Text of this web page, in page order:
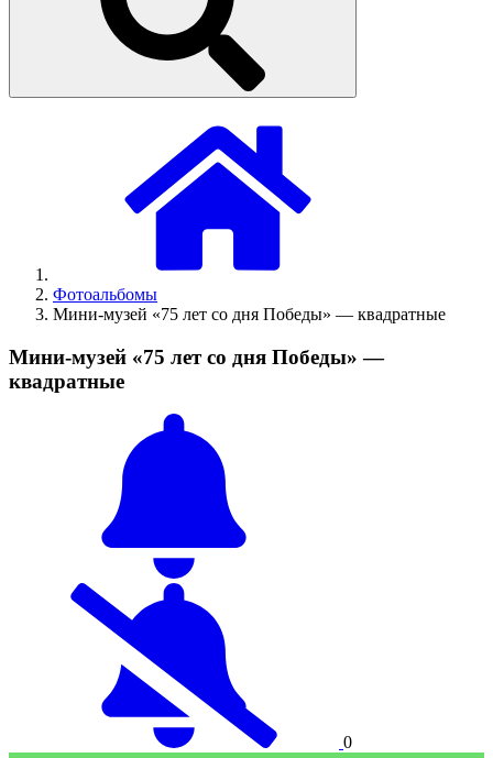
Фотоальбомы
Мини-музей «75 лет со дня Победы» — квадратные
Мини-музей «75 лет со дня Победы» —
квадратные
0